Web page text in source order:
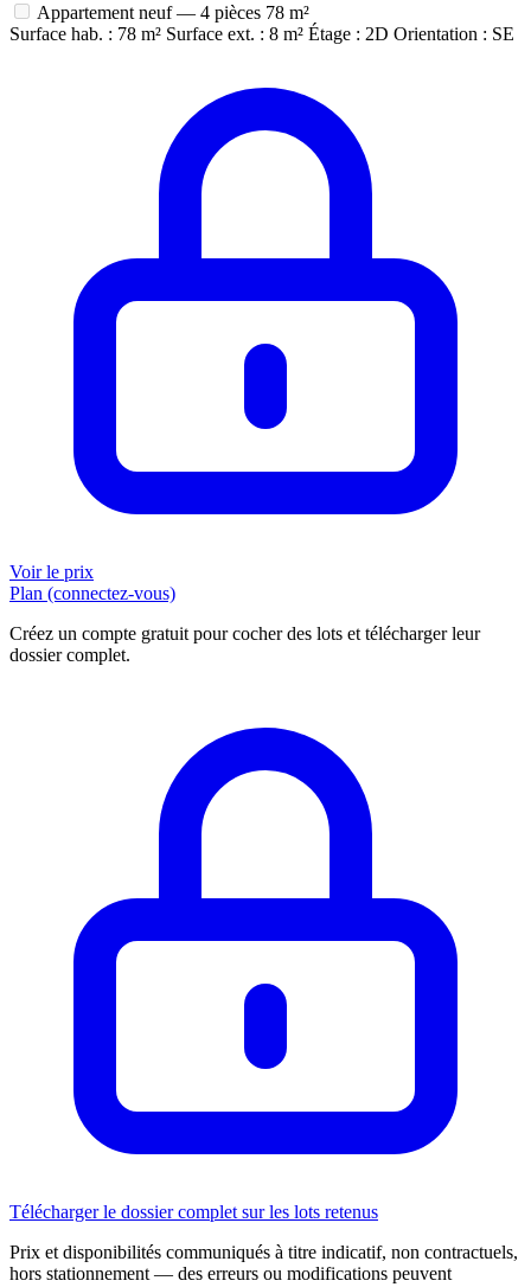
Appartement neuf — 4 pièces 78 m²
Surface hab. : 78 m² Surface ext. : 8 m² Étage : 2D Orientation : SE
Voir le prix
Plan (connectez-vous)
Créez un compte gratuit pour cocher des lots et télécharger leur
dossier complet.
Télécharger le dossier complet sur les lots retenus
Prix et disponibilités communiqués à titre indicatif, non contractuels,
hors stationnement — des erreurs ou modifications peuvent